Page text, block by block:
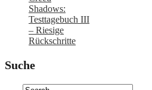
Shadows:
Testtagebuch III
– Riesige
Rückschritte
Suche